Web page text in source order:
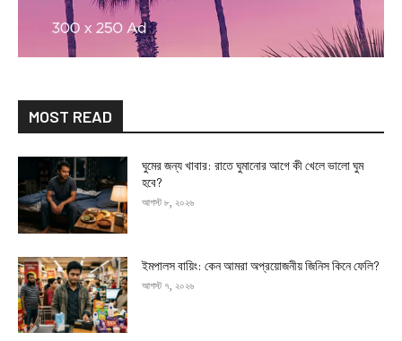
MOST READ
ঘুমের জন্য খাবার: রাতে ঘুমানোর আগে কী খেলে ভালো ঘুম
হবে?
আগস্ট ৮, ২০২৬
ইমপালস বায়িং: কেন আমরা অপ্রয়োজনীয় জিনিস কিনে ফেলি?
আগস্ট ৭, ২০২৬